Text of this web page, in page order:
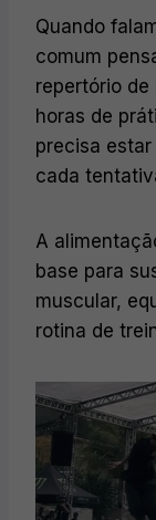
Quando
comum
repertório de
horas de
precisa
cada
A
base para
muscular,
rotina de